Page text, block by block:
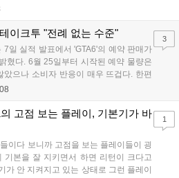
유했고, 메카 파괴 시 맨몸으로 기관총을
통해 정식 출시될 예정이다....
이크투 "전례 없는 수준"
7일 실적 발표에서 'GTA6'의 예약 판매가
혔다. 6월 25일부터 시작된 예약 물량은
았으나 소비자 반응이 매우 뜨겁다. 한편
시리즈 X|S로 정식 출시될 예정이며, 록
An Extended Look'을 최초 공개할 계획
3
고점 보는 플레이, 기본기가 바
이다 보니까 고점을 보는 플레이들이 굉
기본을 잘 지키면서 하면 리턴이 크다고
가 안 지켜지고 있는 상태로 그런 플레이
1